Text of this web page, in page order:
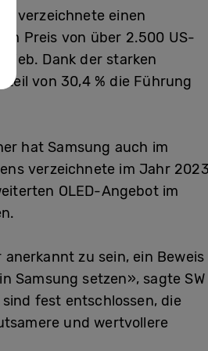
verzeichnete einen
Preis von über 2.500 US-
Dank der starken
von 30,4 % die Führung
hat Samsung auch im
verzeichnete im Jahr 2023
OLED-Angebot im
zu sein, ein Beweis
Samsung setzen», sagte SW
fest entschlossen, die
und wertvollere